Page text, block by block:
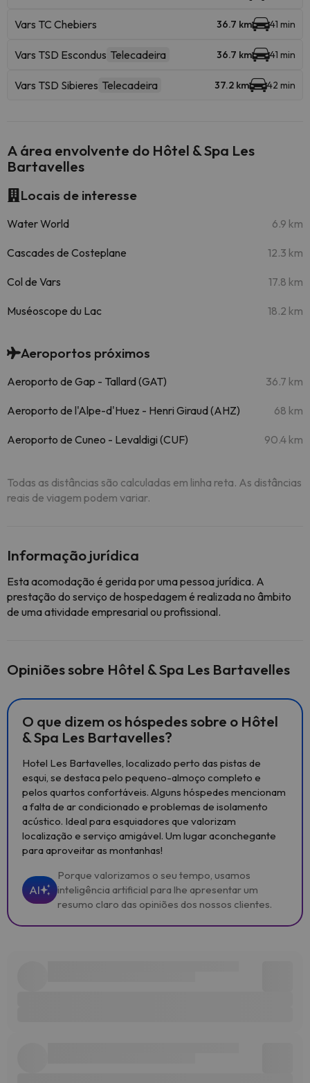
Vars TC Chebiers 36.7 km 41 min
Vars TSD Escondus Telecadeira 36.7 km 41 min
Vars TSD Sibieres Telecadeira 37.2 km 42 min
A área envolvente do Hôtel & Spa Les
Bartavelles
Locais de interesse
Water World 6.9 km
Cascades de Costeplane 12.3 km
Col de Vars 17.8 km
Muséoscope du Lac 18.2 km
Aeroportos próximos
Aeroporto de Gap - Tallard (GAT) 36.7 km
Aeroporto de l'Alpe-d'Huez - Henri Giraud (AHZ) 68 km
Aeroporto de Cuneo - Levaldigi (CUF) 90.4 km
Todas as distâncias são calculadas em linha reta. As distâncias
reais de viagem podem variar.
Informação jurídica
Esta acomodação é gerida por uma pessoa jurídica. A
prestação do serviço de hospedagem é realizada no âmbito
de uma atividade empresarial ou profissional.
Opiniões sobre Hôtel & Spa Les Bartavelles
O que dizem os hóspedes sobre o Hôtel
& Spa Les Bartavelles?
Hotel Les Bartavelles, localizado perto das pistas de
esqui, se destaca pelo pequeno-almoço completo e
pelos quartos confortáveis. Alguns hóspedes mencionam
a falta de ar condicionado e problemas de isolamento
acústico. Ideal para esquiadores que valorizam
localização e serviço amigável. Um lugar aconchegante
para aproveitar as montanhas!
AI
Porque valorizamos o seu tempo, usamos
inteligência artificial para lhe apresentar um
resumo claro das opiniões dos nossos clientes.